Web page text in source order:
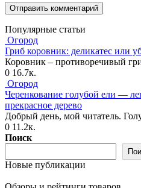
Популярные статьи
Огород
Гриб коровник: деликатес или
Коровник – противоречивый
0 16.7к.
Огород
Черенкование голубой ели —
прекрасное дерево
Добрый день, мой читатель.
0 11.2к.
Поиск
Новые публикации